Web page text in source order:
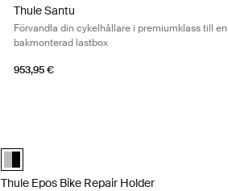
Thule Santu
Förvandla din cykelhållare i premiumklass till
bakmonterad lastbox
953,95 €
Thule Epos Bike Repair Holder cykelhållare
Thule Epos Bike Repair Holder Aluminum/
Thule Epos Bike Repair Holder